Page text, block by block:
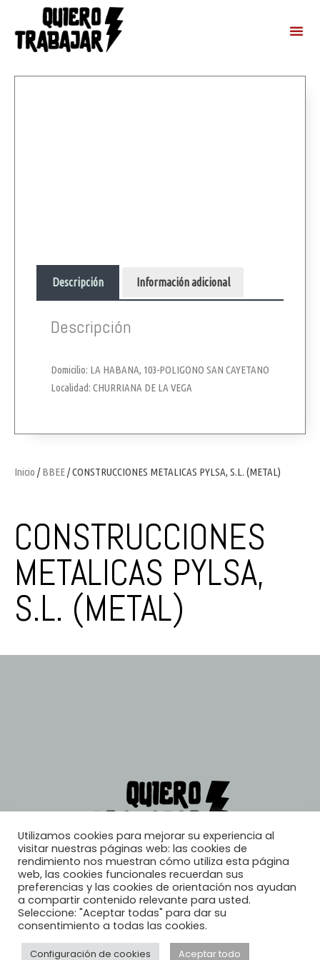
Inicio /BBEE/ CONSTRUCCIONES METALICAS PYLSA, S.L. (METAL)
CONSTRUCCIONES
METALICAS PYLSA,
S.L. (METAL)
Descripción Información adicional
Descripción
Domicilio: LA HABANA, 103-POLIGONO SAN CAYETANO
Localidad: CHURRIANA DE LA VEGA
© 2026, Quiero Trabajar
Utilizamos cookies para mejorar su experiencia al
visitar nuestras páginas web: las cookies de
rendimiento nos muestran cómo utiliza esta página
web, las cookies funcionales recuerdan sus
preferencias y las cookies de orientación nos ayudan
a compartir contenido relevante para usted.
Seleccione: "Aceptar todas" para dar su
consentimiento a todas las cookies.
Configuración de cookies Aceptar todo